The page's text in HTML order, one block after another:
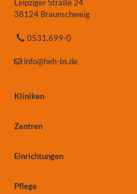
Leipziger Straße 24
38124 Braunschweig
0531.699-0
info@heh-bs.de
Kliniken
Zentren
Einrichtungen
Pflege